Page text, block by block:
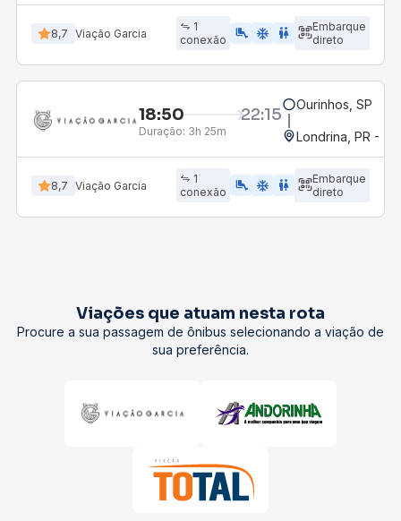
8,7 Viação Garcia
1
conexão
airline_seat_legroom_extra ac_unit WC
Embarque
direto
18:50 22:15
Duração: 3h 25m
Ourinhos, SP
Londrina, PR -
8,7 Viação Garcia
1
conexão
airline_seat_legroom_extra ac_unit WC
Embarque
direto
Viações que atuam nesta rota
Procure a sua passagem de ônibus selecionando a viação de
sua preferência.